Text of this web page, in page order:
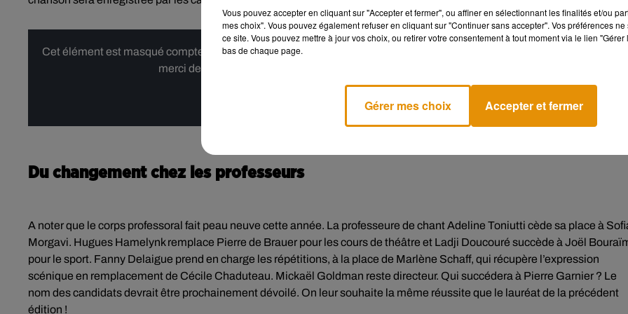
Cet élément est masqué compte-tenu du refus du dépôt de cookies que vous avez exprimé. Si vous souhaitez l'afficher,
merci de nous donner votre accord en cliquant sur le bouton ci-dessous.
Afficher l'élément
Du changement chez les professeurs
A noter que le corps professoral fait peau neuve cette année. La professeure de chant Adeline Toniutti cède sa place à
Morgavi. Hugues Hamelynk remplace Pierre de Brauer pour les cours de théâtre et Ladji Doucouré succède à Joël
pour le sport. Fanny Delaigue prend en charge les répétitions, à la place de Marlène Schaff, qui récupère l’expression
scénique en remplacement de Cécile Chaduteau. Mickaël Goldman reste directeur. Qui succédera à Pierre Garnier ? Le
nom des candidats devrait être prochainement dévoilé. On leur souhaite la même réussite que le lauréat de la précédent
édition !
Vous pouvez accepter en cliquant sur "Accepter et fermer", ou affiner en sélectionnant les finalités et/ou
mes choix". Vous pouvez également refuser en cliquant sur "Continuer sans accepter". Vos préférences
ce site. Vous pouvez mettre à jour vos choix, ou retirer votre consentement à tout moment via le lien
bas de chaque page.
Gérer mes choix Accepter et fermer